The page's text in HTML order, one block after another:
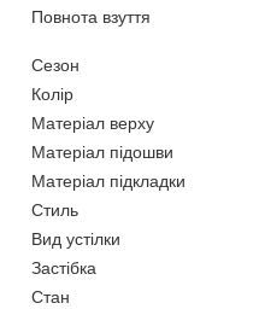
Повнота взуття
Сезон
Колір
Матеріал верху
Матеріал підошви
Матеріал підкладки
Стиль
Вид устілки
Застібка
Стан